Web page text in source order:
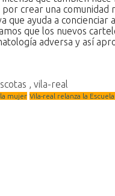
crear una comunidad
que ayuda a concienciar
que los nuevos
adversa y así
, vila-real
mujer Vila-real relanza la